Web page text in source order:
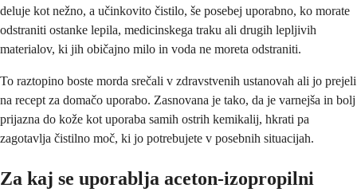
deluje kot nežno, a učinkovito čistilo, še posebej uporabno, ko morate
odstraniti ostanke lepila, medicinskega traku ali drugih lepljivih
materialov, ki jih običajno milo in voda ne moreta odstraniti.
To raztopino boste morda srečali v zdravstvenih ustanovah ali jo prejeli
na recept za domačo uporabo. Zasnovana je tako, da je varnejša in bolj
prijazna do kože kot uporaba samih ostrih kemikalij, hkrati pa
zagotavlja čistilno moč, ki jo potrebujete v posebnih situacijah.
Za kaj se uporablja aceton-izopropilni